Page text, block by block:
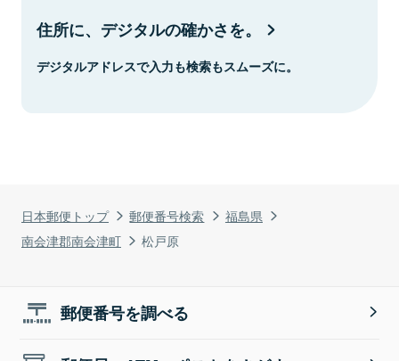
日本郵便トップ 郵便番号検索
福島県
南会津郡南会津町
松戸原
住所に、デジタルの確かさを。
デジタルアドレスで入力も検索もスムーズに。
郵便番号を調べる